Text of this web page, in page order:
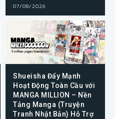
07/08/2026
Shueisha Đẩy Mạnh
Hoạt Động Toàn Cầu với
MANGA MILLION – Nền
Tảng Manga (Truyện
Tranh Nhật Bản) Hỗ Trợ